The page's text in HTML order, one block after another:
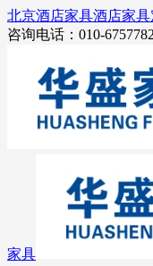
北京酒店家具酒店家具
咨询电话：010-
家具